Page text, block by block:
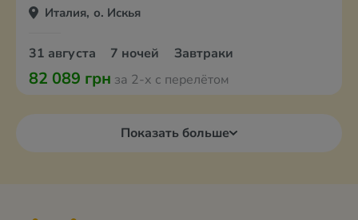
Италия, о. Искья
31 августа 7 ночей Завтраки
82 089 грн за 2-х с перелётом
Показать больше